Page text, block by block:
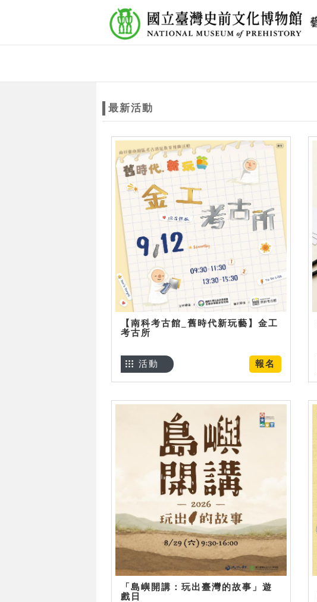
最新活動
【南科考古館_舊時代新玩藝】金工
考古所
報名
活動
「島嶼開講：玩出臺灣的故事」遊
戲日